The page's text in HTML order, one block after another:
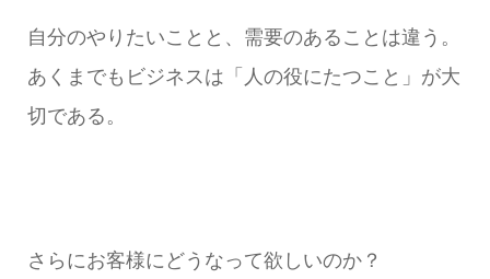
自分のやりたいことと、需要のあることは違う。
あくまでもビジネスは「人の役にたつこと」が大
切である。
さらにお客様にどうなって欲しいのか？